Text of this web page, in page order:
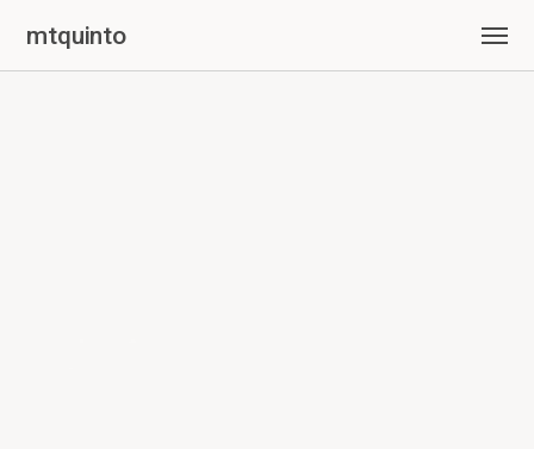
mtquinto